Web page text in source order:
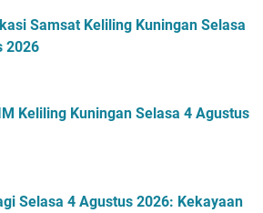
Samsat Keliling Kuningan Selasa
2026
Keliling Kuningan Selasa 4 Agustus
Selasa 4 Agustus 2026: Kekayaan